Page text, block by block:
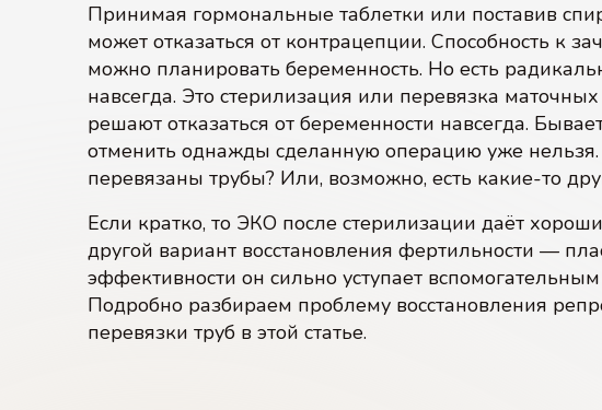
Принимая гормональные таблетки или поставив
может отказаться от контрацепции. Способность к
можно планировать беременность. Но есть
навсегда. Это стерилизация или перевязка
решают отказаться от беременности навсегда.
отменить однажды сделанную операцию уже
перевязаны трубы? Или, возможно, есть какие-то
Если кратко, то ЭКО после стерилизации даёт
другой вариант восстановления фертильности —
эффективности он сильно уступает
Подробно разбираем проблему восстановления
перевязки труб в этой статье.